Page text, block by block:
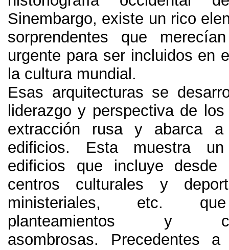
Sinembargo, existe un rico
sorprendentes que
urgente para ser incluidos en
la cultura mundial .
Esas arquitecturas se
liderazgo y perspectiva de
extracción rusa y abarca
edificios. Esta muestra
edificios que incluye desde
centros culturales y
ministeriales, etc.
planteamientos y
asombrosas. Precedentes